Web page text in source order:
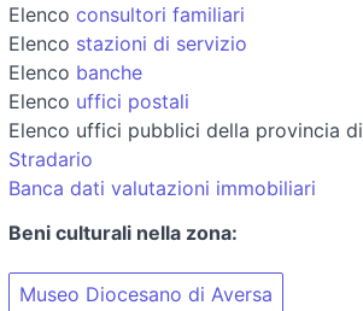
Elenco consultori familiari
Elenco stazioni di servizio
Elenco banche
Elenco uffici postali
Elenco uffici pubblici della provincia di
Stradario
Banca dati valutazioni immobiliari
Beni culturali nella zona:
Museo Diocesano di Aversa